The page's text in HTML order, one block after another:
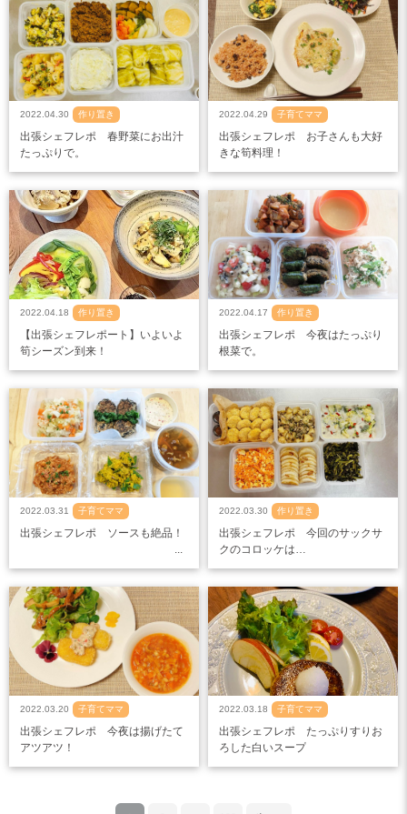
出張シェフレポ 春野菜にお出汁
たっぷりで。
2022.04.30 作り置き
出張シェフレポ お子さんも大好
きな筍料理！
2022.04.29 子育てママ
【出張シェフレポート】いよいよ
筍シーズン到来！
2022.04.18 作り置き
出張シェフレポ 今夜はたっぷり
根菜で。
2022.04.17 作り置き
出張シェフレポ ソースも絶品！
2022.03.31 子育てママ
出張シェフレポ 今回のサックサ
クのコロッケは…
2022.03.30 作り置き
出張シェフレポ 今夜は揚げたて
アツアツ！
2022.03.20 子育てママ
出張シェフレポ たっぷりすりお
ろした白いスープ
2022.03.18 子育てママ